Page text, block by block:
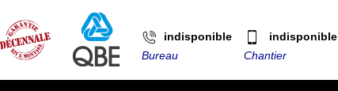
indisponible
Bureau
indisponible
Chantier